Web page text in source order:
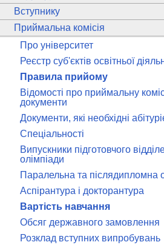
Вступнику
Приймальна комісія
Про університет
Реєстр суб'єктів освітньої
Правила прийому
Відомості про приймальну
документи
Документи, які необхідні
Спеціальності
Випускники підготовчого
олімпіади
Паралельна та післядипломна
Аспірантура і докторантура
Вартість навчання
Обсяг державного замовлення
Розклад вступних випробувань